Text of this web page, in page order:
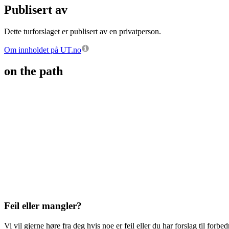
Publisert av
Dette turforslaget er publisert av en privatperson.
Om innholdet på UT.no
on the path
Feil eller mangler?
Vi vil gjerne høre fra deg hvis noe er feil eller du har forslag til